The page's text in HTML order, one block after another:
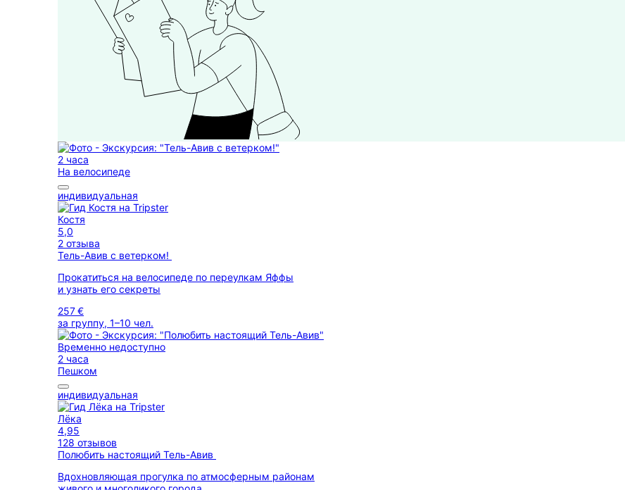
2 часа
На велосипеде
индивидуальная
Костя
5,0
2 отзыва
Тель-Авив с ветерком!
Прокатиться на велосипеде по переулкам Яффы
и узнать его секреты
257 €
за группу, 1–10 чел.
Временно недоступно
2 часа
Пешком
индивидуальная
Лёка
4,95
128 отзывов
Полюбить настоящий Тель-Авив
Вдохновляющая прогулка по атмосферным районам